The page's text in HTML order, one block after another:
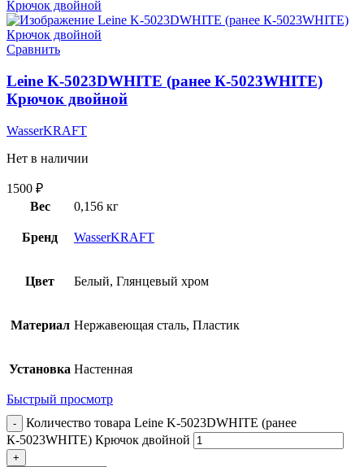
Сравнить
Leine K-5023DWHITE (ранее К-5023WHITE)
Крючок двойной
WasserKRAFT
Нет в наличии
1500 ₽
Вес
0,156 кг
Бренд WasserKRAFT
Цвет Белый, Глянцевый хром
Материал Нержавеющая сталь, Пластик
Установка Настенная
Быстрый просмотр
Количество товара Leine K-5023DWHITE (ранее
К-5023WHITE) Крючок двойной